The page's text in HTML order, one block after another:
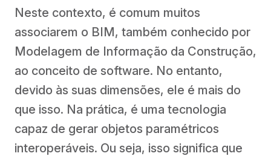
Neste contexto, é comum muitos
associarem o BIM, também conhecido por
Modelagem de Informação da Construção,
ao conceito de software. No entanto,
devido às suas dimensões, ele é mais do
que isso. Na prática, é uma tecnologia
capaz de gerar objetos paramétricos
interoperáveis. Ou seja, isso significa que